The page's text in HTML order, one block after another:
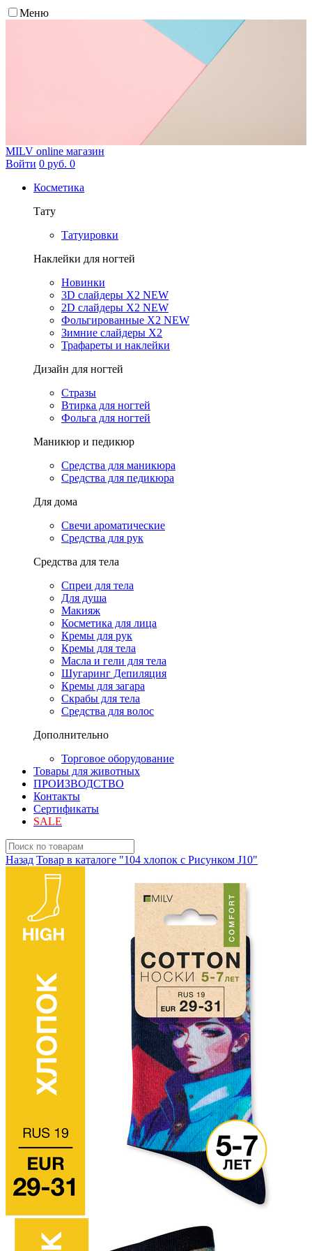
Меню
MILV online магазин
Войти 0 руб. 0
Косметика
Тату
Татуировки
Наклейки для ногтей
Новинки
3D слайдеры X2 NEW
2D слайдеры X2 NEW
Фольгированные X2 NEW
Зимние слайдеры Х2
Трафареты и наклейки
Дизайн для ногтей
Стразы
Втирка для ногтей
Фольга для ногтей
Маникюр и педикюр
Средства для маникюра
Средства для педикюра
Для дома
Свечи ароматические
Средства для рук
Средства для тела
Спреи для тела
Для душа
Макияж
Косметика для лица
Кремы для рук
Кремы для тела
Масла и гели для тела
Шугаринг Депиляция
Кремы для загара
Скрабы для тела
Средства для волос
Дополнительно
Торговое оборудование
Товары для животных
ПРОИЗВОДСТВО
Контакты
Сертификаты
SALE
Назад Товар в каталоге "104 хлопок с Рисунком J10"